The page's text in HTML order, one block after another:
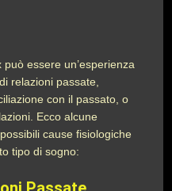
essere un’esperienza
relazioni passate,
con il passato, o
Ecco alcune
cause fisiologiche
tipo di sogno: